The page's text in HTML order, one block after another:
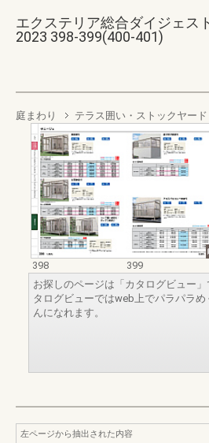
エクステリア総合ダイジェス
2023 398-399(400-401)
庭まわり テラス囲い・ストックヤード
398
399
お探しのページは「カタログビュー
タログビューではweb上でパラパラ
んになれます。
左ページから抽出された内容